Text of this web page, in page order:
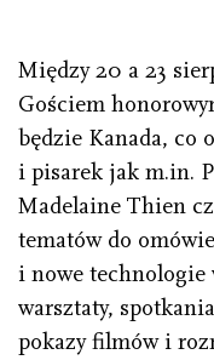
Między 20 a 23
Gościem
będzie Kanada, co
i pisarek jak m.in.
Madelaine Thien
tematów do
i nowe technologie
warsztaty,
pokazy filmów i